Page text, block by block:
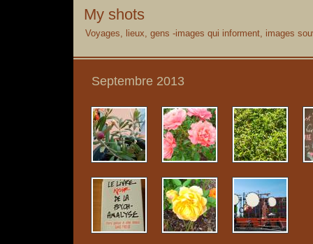
My shots
Voyages, lieux, gens -images qui informent, images
Septembre 2013